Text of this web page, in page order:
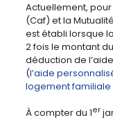
Actuellement,
(Caf) et la
est établi lorsque
2 fois le montant
déduction de
(l’aide
logement familiale
À compter du 1er